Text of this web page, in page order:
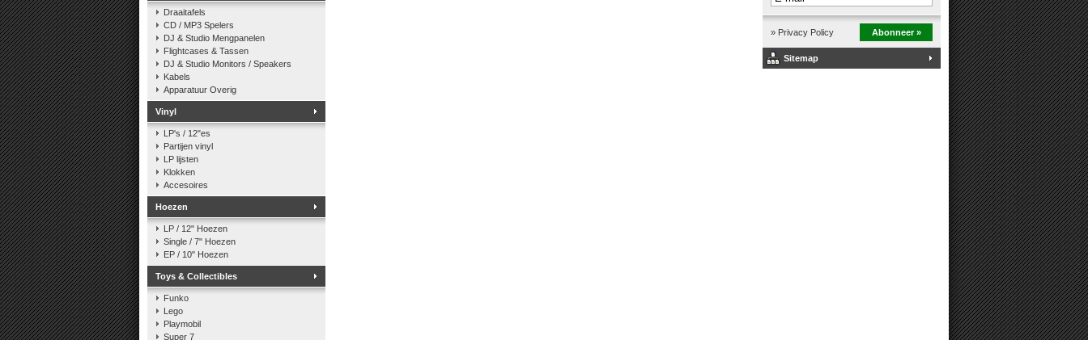
Draaitafels
CD / MP3 Spelers
DJ & Studio Mengpanelen
Flightcases & Tassen
DJ & Studio Monitors / Speakers
Kabels
Apparatuur Overig
Vinyl
LP's / 12"es
Partijen vinyl
LP lijsten
Klokken
Accesoires
Hoezen
LP / 12" Hoezen
Single / 7" Hoezen
EP / 10" Hoezen
Toys & Collectibles
Funko
Lego
Playmobil
Super 7
» Privacy Policy Abonneer »
Sitemap